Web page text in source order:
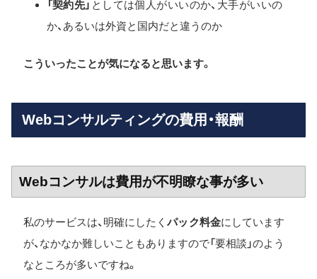
「契約先」 としては個人がいいのか、大手がいいの
か、あるいは外資と国内だと違うのか
こういったことが気になると思います。
Webコンサルティングの費用・報酬
Webコンサルは費用が不明瞭な事が多い
私のサービスは、明確にしたくパック料金にしています
が、なかなか難しいこともありますので「要相談」のよう
なところが多いですね。